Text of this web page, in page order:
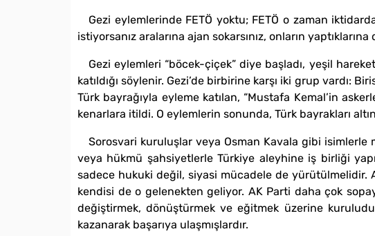
Gezi eylemlerinde FETÖ yoktu; FETÖ o zaman
istiyorsanız aralarına ajan sokarsınız, onların
Gezi eylemleri “böcek-çiçek” diye başladı, yeşil
katıldığı söylenir. Gezi’de birbirine karşı iki grup vardı:
Türk bayrağıyla eyleme katılan, “Mustafa Kemal’in
kenarlara itildi. O eylemlerin sonunda, Türk bayrakları
Sorosvari kuruluşlar veya Osman Kavala gibi
veya hükmü şahsiyetlerle Türkiye aleyhine iş birliği
sadece hukuki değil, siyasi mücadele de yürütülmelidir.
kendisi de o gelenekten geliyor. AK Parti daha çok
değiştirmek, dönüştürmek ve eğitmek üzerine
kazanarak başarıya ulaşmışlardır.